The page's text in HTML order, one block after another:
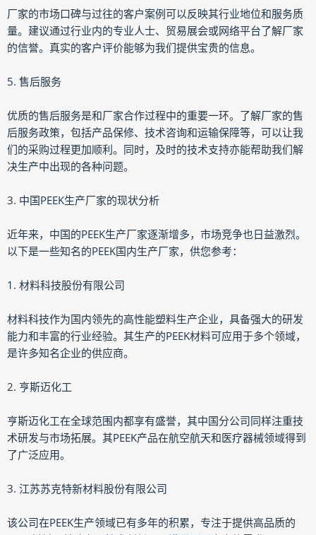
厂家的市场口碑与过往的客户案例可以反映其行业地位和服务质
量。建议通过行业内的专业人士、贸易展会或网络平台了解厂家
的信誉。真实的客户评价能够为我们提供宝贵的信息。
5. 售后服务
优质的售后服务是和厂家合作过程中的重要一环。了解厂家的售
后服务政策，包括产品保修、技术咨询和运输保障等，可以让我
们的采购过程更加顺利。同时，及时的技术支持亦能帮助我们解
决生产中出现的各种问题。
3. 中国PEEK生产厂家的现状分析
近年来，中国的PEEK生产厂家逐渐增多，市场竞争也日益激烈。
以下是一些知名的PEEK国内生产厂家，供您参考：
1. 材料科技股份有限公司
材料科技作为国内领先的高性能塑料生产企业，具备强大的研发
能力和丰富的行业经验。其生产的PEEK材料可应用于多个领域，
是许多知名企业的供应商。
2. 亨斯迈化工
亨斯迈化工在全球范围内都享有盛誉，其中国分公司同样注重技
术研发与市场拓展。其PEEK产品在航空航天和医疗器械领域得到
了广泛应用。
3. 江苏苏克特新材料股份有限公司
该公司在PEEK生产领域已有多年的积累，专注于提供高品质的